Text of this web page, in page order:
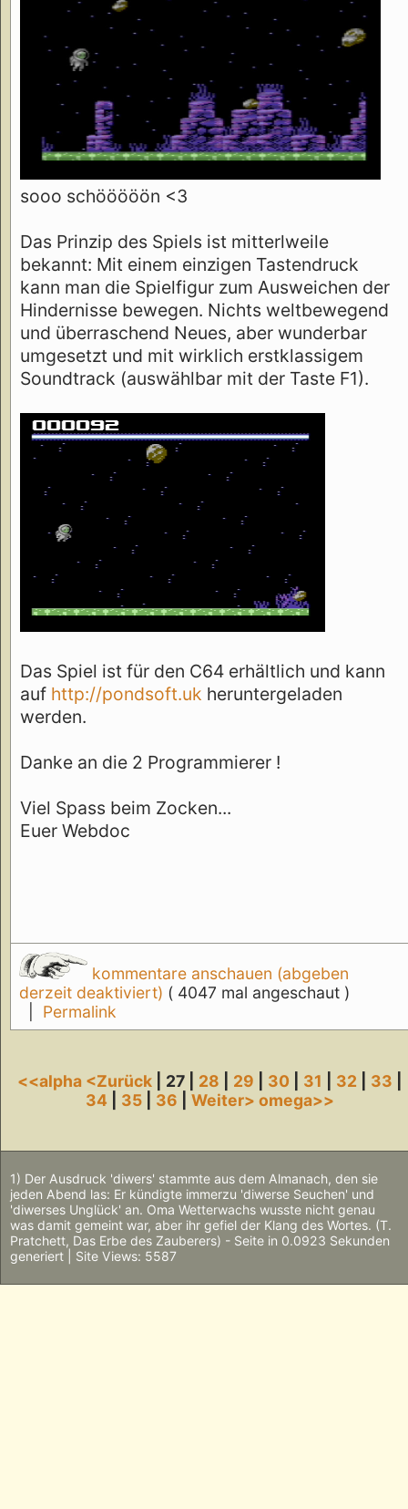
sooo schööööön <3
Das Prinzip des Spiels ist mitterlweile
bekannt: Mit einem einzigen Tastendruck
kann man die Spielfigur zum Ausweichen der
Hindernisse bewegen. Nichts weltbewegend
und überraschend Neues, aber wunderbar
umgesetzt und mit wirklich erstklassigem
Soundtrack (auswählbar mit der Taste F1).
Das Spiel ist für den C64 erhältlich und kann
auf http://pondsoft.uk heruntergeladen
werden.
Danke an die 2 Programmierer !
Viel Spass beim Zocken...
Euer Webdoc
kommentare anschauen (abgeben
derzeit deaktiviert) ( 4047 mal angeschaut )
Permalink
<<alpha <Zurück | 27 | 28 29 30 31 32 33
34
35 36 |Weiter>omega>>
1) Der Ausdruck 'diwers' stammte aus dem Almanach, den sie
jeden Abend las: Er kündigte immerzu 'diwerse Seuchen' und
'diwerses Unglück' an. Oma Wetterwachs wusste nicht genau
was damit gemeint war, aber ihr gefiel der Klang des Wortes. (T.
Pratchett, Das Erbe des Zauberers) - Seite in 0.0923 Sekunden
generiert | Site Views: 5587